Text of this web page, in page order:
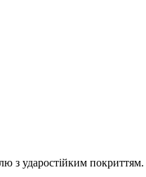
з ударостійким покриттям.